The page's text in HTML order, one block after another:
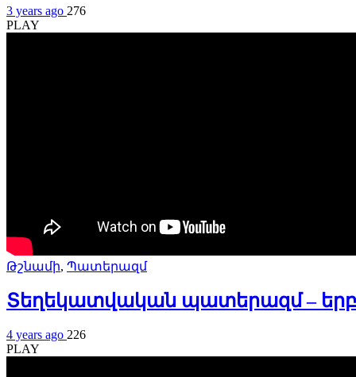
3 years ago 276
PLAY
Թշնամի, Պատերազմ
Տեղեկատվական պատերազմ –
4 years ago 226
PLAY